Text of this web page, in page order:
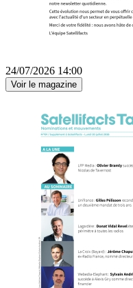
24/07/2026 14:00
Voir le magazine